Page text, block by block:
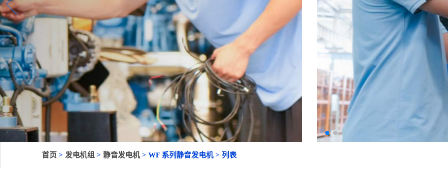
专营发电设备、储能设备、电力设备、柴油机水泵
联系我们
首页 > 发电机组 > 静音发电机> WF 系列静音发电机 > 列表